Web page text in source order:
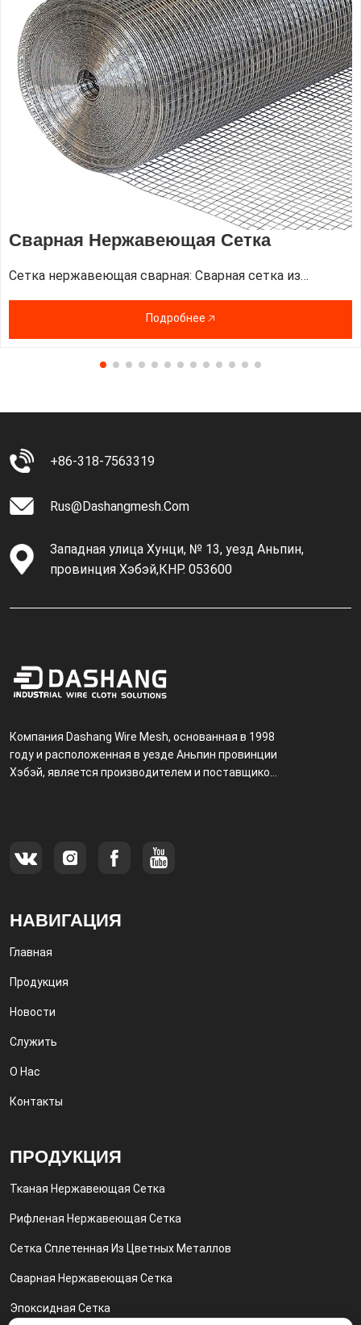
Сварная Нержавеющая Сетка
Сетка нержавеющая сварная: Сварная сетка из
Подробнее 🡥
+86-318-7563319
Rus@dashangmesh.com
Западная улица Хунци, № 13, уезд Аньпин,
провинция Хэбэй,КНР. 053600
Компания Dashang Wire Mesh, основанная в 1998
году и расположенная в уезде Аньпин провинции
Хэбэй, является производителем и поставщиком,
НАВИГАЦИЯ
Главная
Продукция
Новости
Служить
О Нас
Контакты
ПРОДУКЦИЯ
Тканая Нержавеющая Сетка
Рифленая Нержавеющая Сетка
Сетка Сплетенная Из Цветных Металлов
Сварная Нержавеющая Сетка
Эпоксидная Сетка